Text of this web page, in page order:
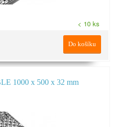
< 10 ks
Do košíku
1000 x 500 x 32 mm